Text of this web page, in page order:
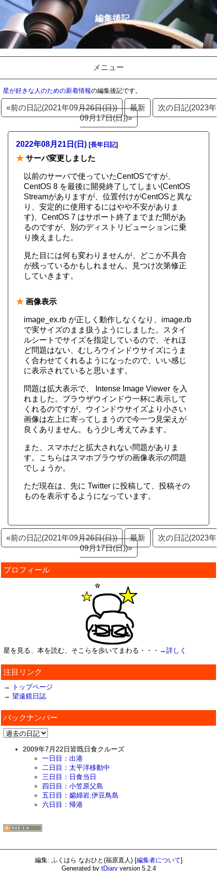
編集後記
メニュー
星が好きな人のための新着情報の編集後記です。
«前の日記(2021年09月26日(日)) 最新
次の日記(2023年
09月17日(日))»
2022年08月21日(日) [長年日記]
★ サーバ変更しました
以前のサーバで使っていたCentOSですが、
CentOS 8 を最後に開発終了してしまい(CentOS
Streamがありますが、位置付けがCentOSと異な
り、安定的に使用するにはやや不安がありま
す)、CentOS 7 はサポート終了までまだ間があ
るのですが、別のディストリビューションに乗
り換えました。
見た目には何も変わりませんが、どこか不具合
が残っているかもしれません。見つけ次第修正
していきます。
★ 画像表示
image_ex.rb が正しく動作しなくなり、image.rb
で実サイズのまま扱うようにしました。スタイ
ルシートでサイズを指定しているので、それほ
ど問題はない、むしろウインドウサイズにうま
く合わせてくれるようになったので、いい感じ
に表示されていると思います。
問題は拡大表示で、 Intense Image Viewer を入
れました。ブラウザウインドウ一杯に表示して
くれるのですが、ウインドウサイズより小さい
画像は左上に寄ってしまうので今一つ見栄えが
良くありません。もう少し考えてみます。
また、スマホだと拡大されない問題がありま
す。こちらはスマホブラウザの画像表示の問題
でしょうか。
ただ現在は、先に Twitter に投稿して、投稿その
ものを表示するようになっています。
«前の日記(2021年09月26日(日)) 最新
次の日記(2023年
09月17日(日))»
プロフィール
星を見る、本を読む、そこらを歩いてまわる・・・→詳しく
注目リンク
→
トップページ
→ 望遠鏡日誌
バックナンバー
2009年7月22日皆既日食クルーズ
一日目：出港
二日目：太平洋移動中
三日目：日食当日
四日目：小笠原父島
五日目：孀婦岩,伊豆鳥島
六日目：帰港
編集: ふくはら なおひと(福原直人) [編集者について]
Generated by tDiaryversion 5.2.4